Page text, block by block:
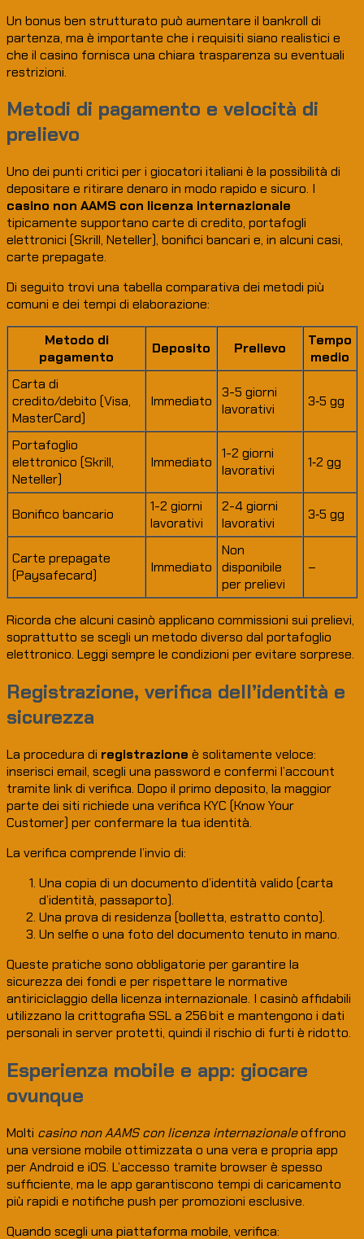
Un bonus ben strutturato può aumentare il bankroll di
partenza, ma è importante che i requisiti siano realistici e
che il casino fornisca una chiara trasparenza su eventuali
restrizioni.
Metodi di pagamento e velocità di
prelievo
Uno dei punti critici per i giocatori italiani è la possibilità di
depositare e ritirare denaro in modo rapido e sicuro. I
casino non AAMS con licenza internazionale
tipicamente supportano carte di credito, portafogli
elettronici (Skrill, Neteller), bonifici bancari e, in alcuni casi,
carte prepagate.
Di seguito trovi una tabella comparativa dei metodi più
comuni e dei tempi di elaborazione:
Metodo di
pagamento
Deposito Prelievo
Tempo
medio
Carta di
credito/debito (Visa,
MasterCard)
Immediato
3-5 giorni
lavorativi
3‑5 gg
Portafoglio
elettronico (Skrill,
Neteller)
Immediato
1-2 giorni
lavorativi
1‑2 gg
Bonifico bancario
1-2 giorni
lavorativi
2-4 giorni
lavorativi
3‑5 gg
Carte prepagate
(Paysafecard)
Immediato
Non
disponibile
per prelievi
–
Ricorda che alcuni casinò applicano commissioni sui prelievi,
soprattutto se scegli un metodo diverso dal portafoglio
elettronico. Leggi sempre le condizioni per evitare sorprese.
Registrazione, verifica dell’identità e
sicurezza
La procedura di registrazione è solitamente veloce:
inserisci email, scegli una password e confermi l’account
tramite link di verifica. Dopo il primo deposito, la maggior
parte dei siti richiede una verifica KYC (Know Your
Customer) per confermare la tua identità.
La verifica comprende l’invio di:
Una copia di un documento d’identità valido (carta
d’identità, passaporto).
Una prova di residenza (bolletta, estratto conto).
Un selfie o una foto del documento tenuto in mano.
Queste pratiche sono obbligatorie per garantire la
sicurezza dei fondi e per rispettare le normative
antiriciclaggio della licenza internazionale. I casinò affidabili
utilizzano la crittografia SSL a 256 bit e mantengono i dati
personali in server protetti, quindi il rischio di furti è ridotto.
Esperienza mobile e app: giocare
ovunque
Molti casino non AAMS con licenza internazionaleoffrono
una versione mobile ottimizzata o una vera e propria app
per Android e iOS. L’accesso tramite browser è spesso
sufficiente, ma le app garantiscono tempi di caricamento
più rapidi e notifiche push per promozioni esclusive.
Quando scegli una piattaforma mobile, verifica: